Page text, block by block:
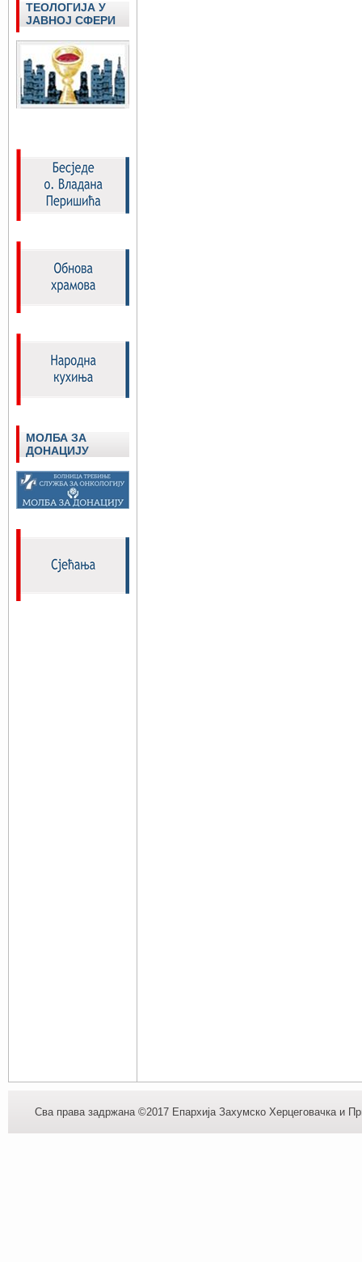
ТЕОЛОГИЈА У
ЈАВНОЈ СФЕРИ
МОЛБА ЗА
ДОНАЦИЈУ
Сва права задржана ©2017 Епархија Захумско Херцеговачка и